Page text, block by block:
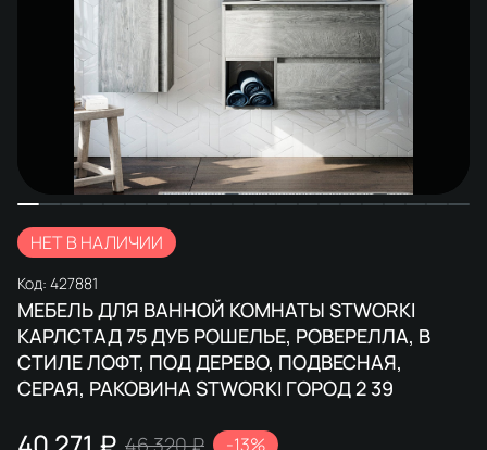
НЕТ В НАЛИЧИИ
Код: 427881
МЕБЕЛЬ ДЛЯ ВАННОЙ КОМНАТЫ STWORKI
КАРЛСТАД 75 ДУБ РОШЕЛЬЕ, РОВЕРЕЛЛА, В
СТИЛЕ ЛОФТ, ПОД ДЕРЕВО, ПОДВЕСНАЯ,
СЕРАЯ, РАКОВИНА STWORKI ГОРОД 2 39
46 320 ₽ -13%